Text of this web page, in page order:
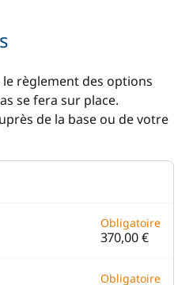
règlement des options
se fera sur place.
de la base ou de votre
Obligatoire
370,00 €
Obligatoire